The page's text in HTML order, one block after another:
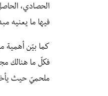
الحصادي،
فيها ما يعنيه
كما بيّن أهمية
فكلّ ما هنالك
ملحميّ حيث